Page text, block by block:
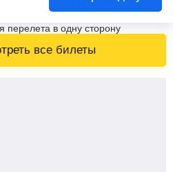
перелета в одну сторону
все билеты